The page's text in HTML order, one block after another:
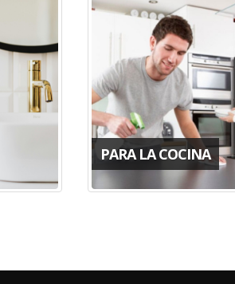
PARA LA COCINA